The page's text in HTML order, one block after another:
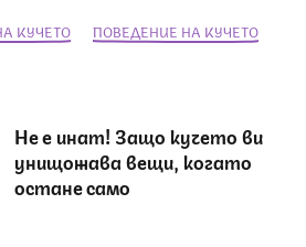
КУЧЕТО ПОВЕДЕНИЕ НА КУЧЕТО
Не е инат! Защо кучето ви
унищожава вещи, когато
остане само